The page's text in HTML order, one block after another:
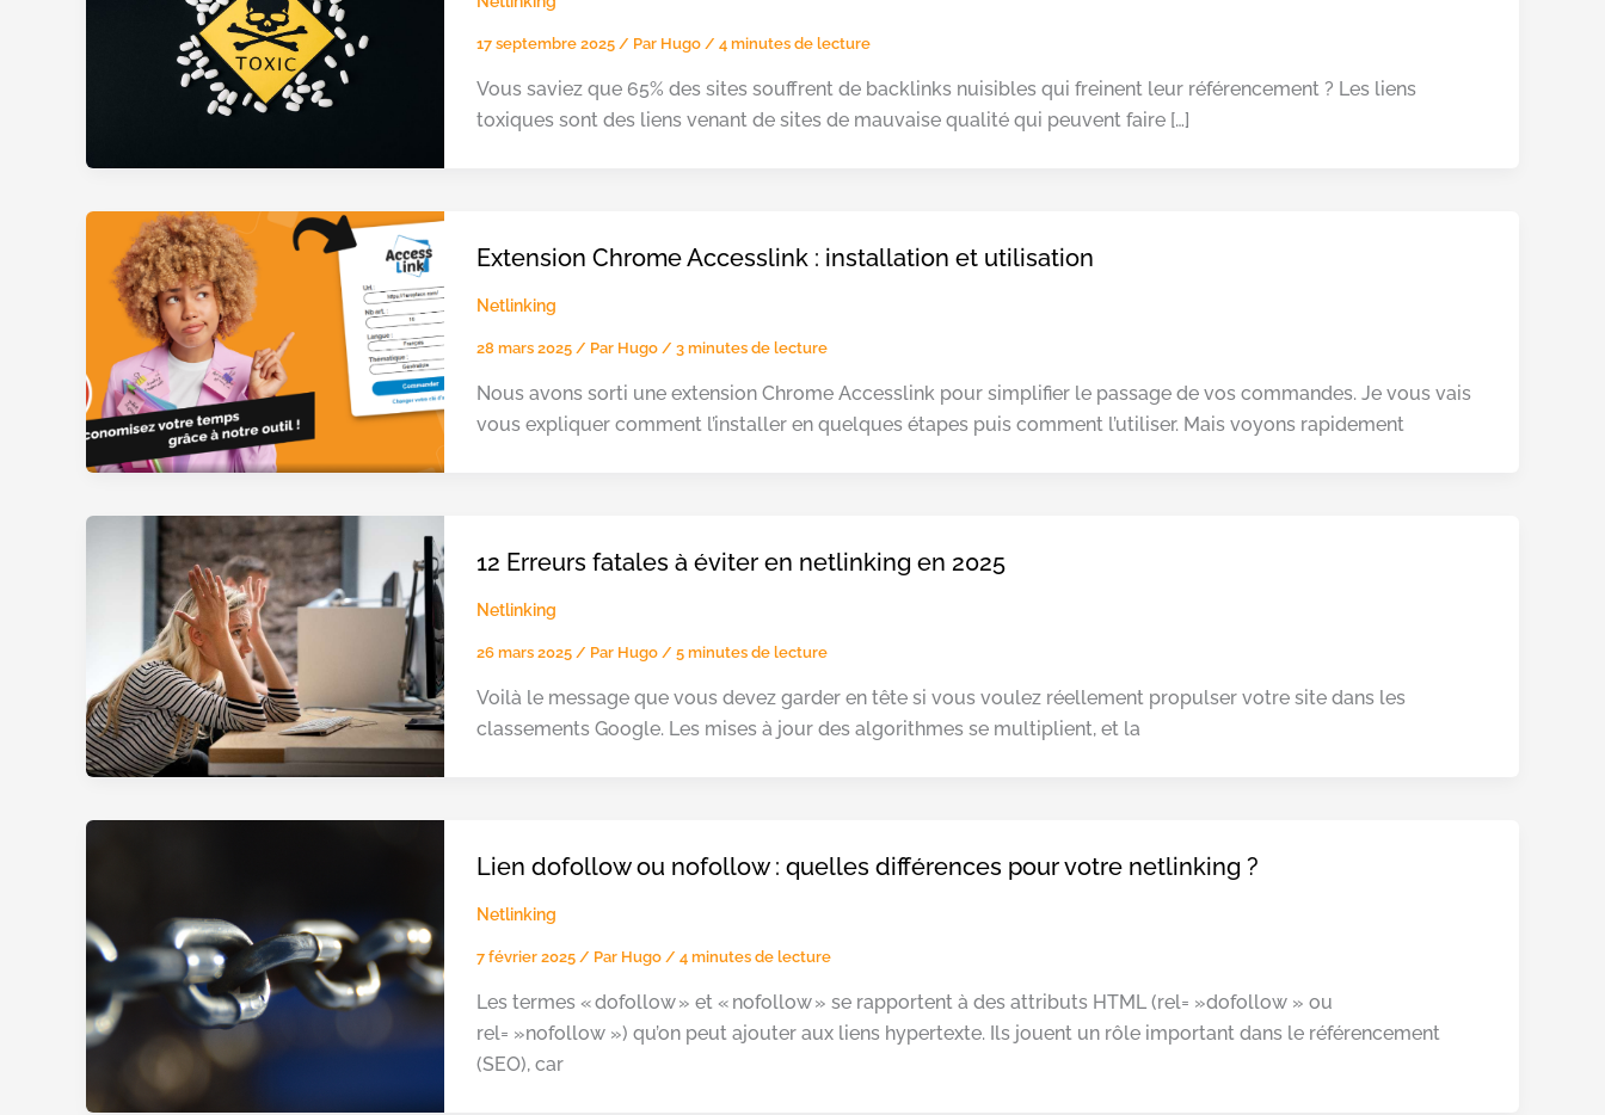
17 septembre 2025 / Par Hugo / 4 minutes de lecture
Vous saviez que 65% des sites souffrent de backlinks nuisibles qui freinent leur référencement ? Les liens
toxiques sont des liens venant de sites de mauvaise qualité qui peuvent faire […]
Extension Chrome Accesslink : installation et utilisation
Netlinking
28 mars 2025 / Par Hugo / 3 minutes de lecture
Nous avons sorti une extension Chrome Accesslink pour simplifier le passage de vos commandes. Je vous vais
vous expliquer comment l’installer en quelques étapes puis comment l’utiliser. Mais voyons rapidement
12 Erreurs fatales à éviter en netlinking en 2025
Netlinking
26 mars 2025 / Par Hugo / 5 minutes de lecture
Voilà le message que vous devez garder en tête si vous voulez réellement propulser votre site dans les
classements Google. Les mises à jour des algorithmes se multiplient, et la
Lien dofollow ou nofollow : quelles différences pour votre netlinking ?
Netlinking
7 février 2025 / Par Hugo / 4 minutes de lecture
Les termes « dofollow » et « nofollow » se rapportent à des attributs HTML (rel= »dofollow » ou
rel= »nofollow ») qu’on peut ajouter aux liens hypertexte. Ils jouent un rôle important dans le référencement
(SEO), car